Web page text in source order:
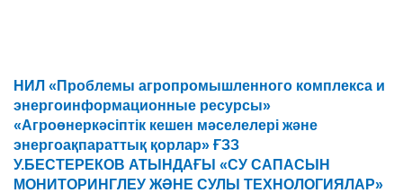
НИЛ «Проблемы агропромышленного комплекса и
энергоинформационные ресурсы»
«Агроөнеркәсіптік кешен мәселелері және
энергоақпараттық қорлар» ҒЗЗ
У.БЕСТЕРЕКОВ АТЫНДАҒЫ «СУ САПАСЫН
МОНИТОРИНГЛЕУ ЖӘНЕ СУЛЫ ТЕХНОЛОГИЯЛАР»